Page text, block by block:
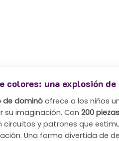
colores: una explosión
de dominóofrece a los niños
su imaginación. Con 200
circuitos y patrones que
Una forma divertida de